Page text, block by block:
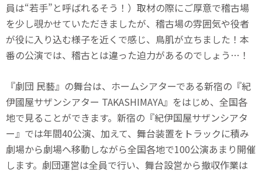
員は“若手”と呼ばれるそう！）取材の際にご厚意で稽古場
を少し覗かせていただきましたが、稽古場の雰囲気や役者
が役に入り込む様子を近くで感じ、鳥肌が立ちました！本
番の公演では、稽古とは違った迫力があるのでしょう…！
『劇団 民藝』の舞台は、ホームシアターである新宿の『紀
伊國屋サザンシアター TAKASHIMAYA』をはじめ、全国各
地で見ることができます。新宿の『紀伊国屋サザンシアタ
ー』では年間40公演、加えて、舞台装置をトラックに積み
劇場から劇場へ移動しながら全国各地で100公演あまり開催
します。劇団運営は全員で行い、舞台設営から撤収作業は